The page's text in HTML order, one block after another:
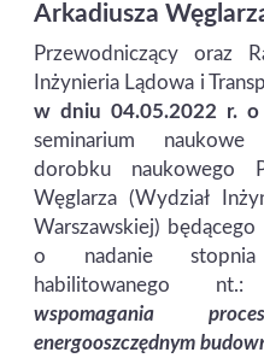
Arkadiusza
Przewodniczący oraz
Inżynieria Lądowa i
w dniu 04.05.2022 r. o
seminarium naukowe
dorobku naukowego
Węglarza (Wydział
Warszawskiej)
o nadanie stopnia
habilitowanego nt.:
wspomagania
energooszczędnym